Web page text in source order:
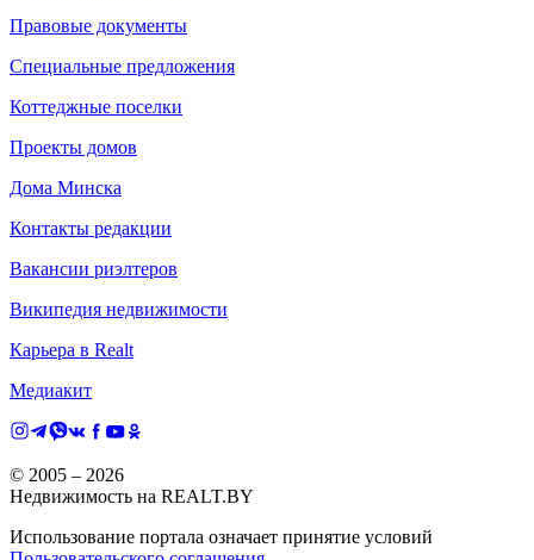
Правовые документы
Специальные предложения
Коттеджные поселки
Проекты домов
Дома Минска
Контакты редакции
Вакансии риэлтеров
Википедия недвижимости
Карьера в Realt
Медиакит
© 2005 – 2026
Недвижимость на REALT.BY
Использование портала означает принятие условий